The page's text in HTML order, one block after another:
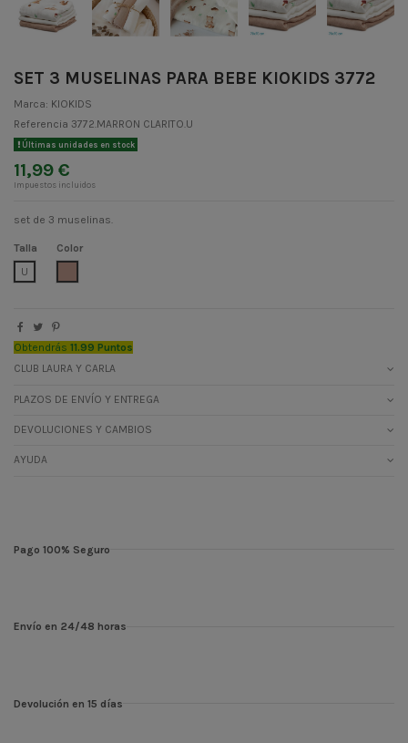
SET 3 MUSELINAS PARA BEBE KIOKIDS 3772
Marca: KIOKIDS
Referencia 3772.MARRON CLARITO.U
Últimas unidades en stock
11,99 €
Impuestos incluidos
set de 3 muselinas.
Talla
U
Color
Obtendrás 11.99 Puntos
CLUB LAURA Y CARLA
PLAZOS DE ENVÍO Y ENTREGA
DEVOLUCIONES Y CAMBIOS
AYUDA
Pago 100% Seguro
Envío en 24/48 horas
Devolución en 15 días